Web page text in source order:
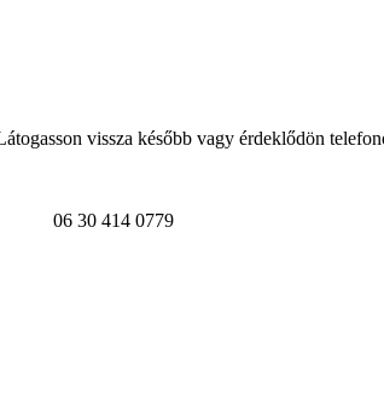
vissza később vagy érdeklődön
06 30 414 0779